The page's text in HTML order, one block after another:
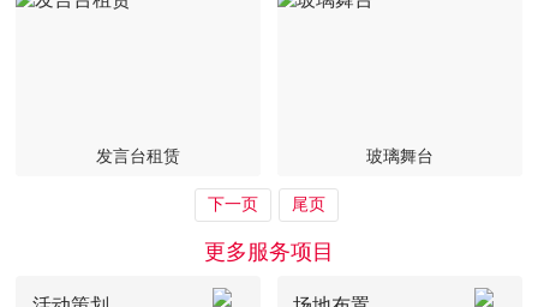
发言台租赁 玻璃舞台
下一页 尾页
更多服务项目